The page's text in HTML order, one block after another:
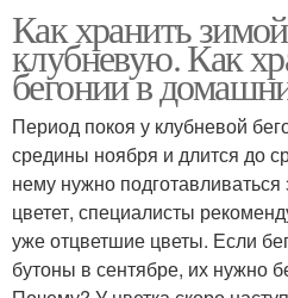
Как хранить
клубневую. Как
бегонии в
Период покоя у клубневой
средины ноября и длится до
нему нужно
цветет, специалисты
уже отцветшие цветы. Если
бутоны в сентябре, их нужно